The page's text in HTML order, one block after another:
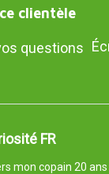
clientèle
FR
mon copain 20 ans